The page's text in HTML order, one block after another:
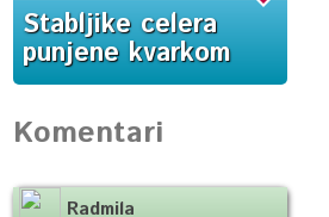
Stabljike celera
punjene kvarkom
Komentari
Radmila